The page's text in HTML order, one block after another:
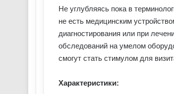
Не углубляясь пока в
не есть медицинским
диагностирования или при
обследований на умелом
смогут стать стимулом для
Характеристики: